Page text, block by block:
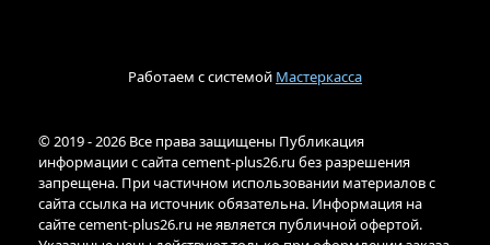
Работаем с системой Мастеркасса
© 2019 - 2026 Все права защищены Публикация
информации с сайта cement-plus26.ru без разрешения
запрещена. При частичном использовании материалов с
сайта ссылка на источник обязательна. Информация на
сайте cement-plus26.ru не является публичной офертой.